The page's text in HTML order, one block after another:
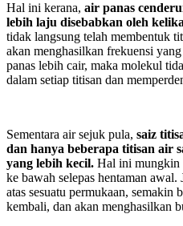
Hal ini kerana, air panas
lebih laju disebabkan oleh
tidak langsung telah membentuk
akan menghasilkan frekuensi
panas lebih cair, maka molekul
dalam setiap titisan dan
Sementara air sejuk pula, saiz
dan hanya beberapa titisan air
yang lebih kecil. Hal ini mungkin
ke bawah selepas hentaman
atas sesuatu permukaan, semakin
kembali, dan akan menghasilkan